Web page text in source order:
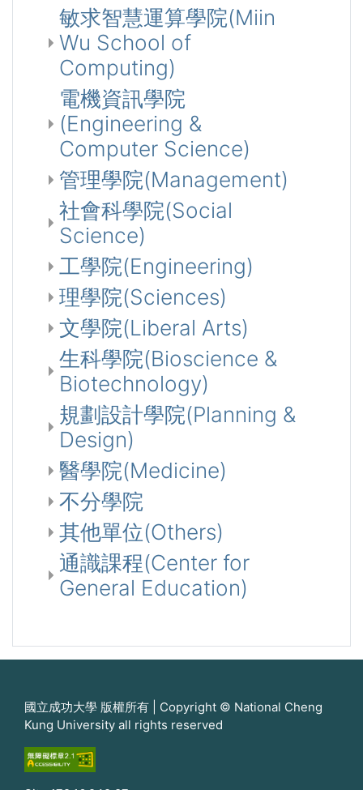
敏求智慧運算學院(Miin
Wu School of
Computing)
電機資訊學院
(Engineering &
Computer Science)
管理學院(Management)
社會科學院(Social
Science)
工學院(Engineering)
理學院(Sciences)
文學院(Liberal Arts)
生科學院(Bioscience &
Biotechnology)
規劃設計學院(Planning &
Design)
醫學院(Medicine)
不分學院
其他單位(Others)
通識課程(Center for
General Education)
國立成功大學 版權所有 | Copyright © National Cheng
Kung University all rights reserved